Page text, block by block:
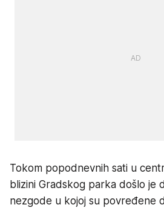
Tokom popodnevnih sati u
blizini Gradskog parka došlo je
nezgode u kojoj su povređene